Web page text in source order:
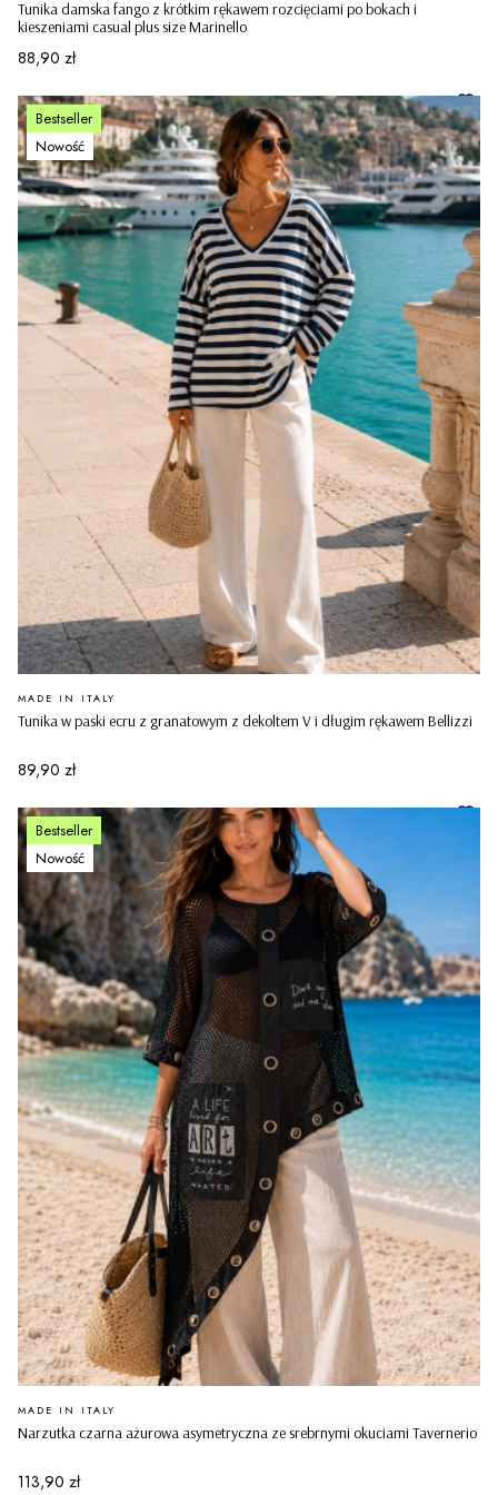
Tunika damska fango z krótkim rękawem rozcięciami po bokach i
kieszeniami casual plus size Marinello
Cena
88,90 zł
Bestseller
Nowość
Tunika w paski ecru z granatowym z dekoltem V i długim rękawem Bellizzi
PRODUCENT
MADE IN ITALY
Cena
89,90 zł
Bestseller
Nowość
Narzutka czarna ażurowa asymetryczna ze srebrnymi okuciami Tavernerio
PRODUCENT
MADE IN ITALY
Cena
113,90 zł